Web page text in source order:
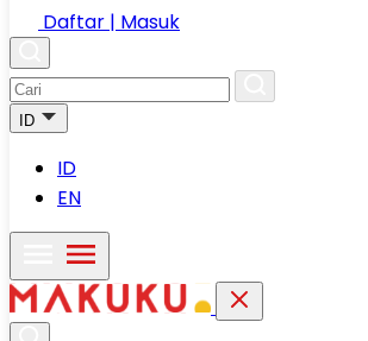
Daftar | Masuk
ID
ID
EN